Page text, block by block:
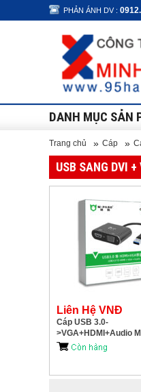
PHẢN ÁNH DV :
DANH MỤC SẢN
Trang chủ » Cáp »
USB SANG DVI
Liên Hệ VNĐ
Cáp USB 3.0-
>VGA+HDMI+Audio
M-PARD